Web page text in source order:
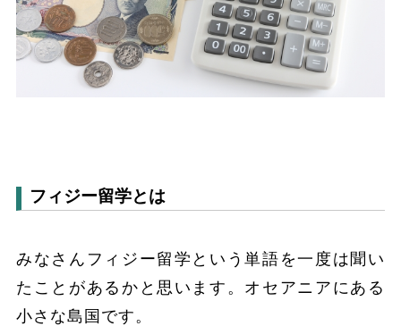
フィジー留学とは
みなさんフィジー留学という単語を一度は聞い
たことがあるかと思います。オセアニアにある
小さな島国です。